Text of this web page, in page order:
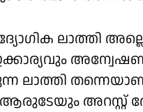
ലാത്തി
ലാത്തി
അറസ്റ്റ്